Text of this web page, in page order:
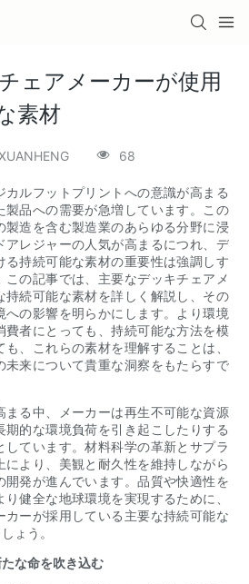
ェアメーカーが使用
素材
68
ルフットプリントへの意識が高まる
製品への需要が急増しています。この
製造を含む製造業のあらゆる分野に浸
アレジャーの人気が高まるにつれ、デ
る持続可能な素材の重要性は強調しす
この記事では、主要なデッキチェアメ
持続可能な素材を詳しく解説し、その
への影響を明らかにします。より環境
費者にとっても、持続可能な方法を模
、これらの素材を理解することは、
未来について貴重な洞察をもたらすで
まる中、メーカーは再生不可能な資源
期的な環境負荷を引き起こしたりする
ています。材料科学の革新とサプラ
により、美観と耐久性を維持しながら
開発が進んでいます。品質や快適性を
健全な地球環境を実現するために、
カーが採用している主要な持続可能な
ょう。
な命を吹き込む